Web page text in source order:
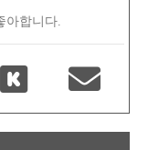
아합니다.